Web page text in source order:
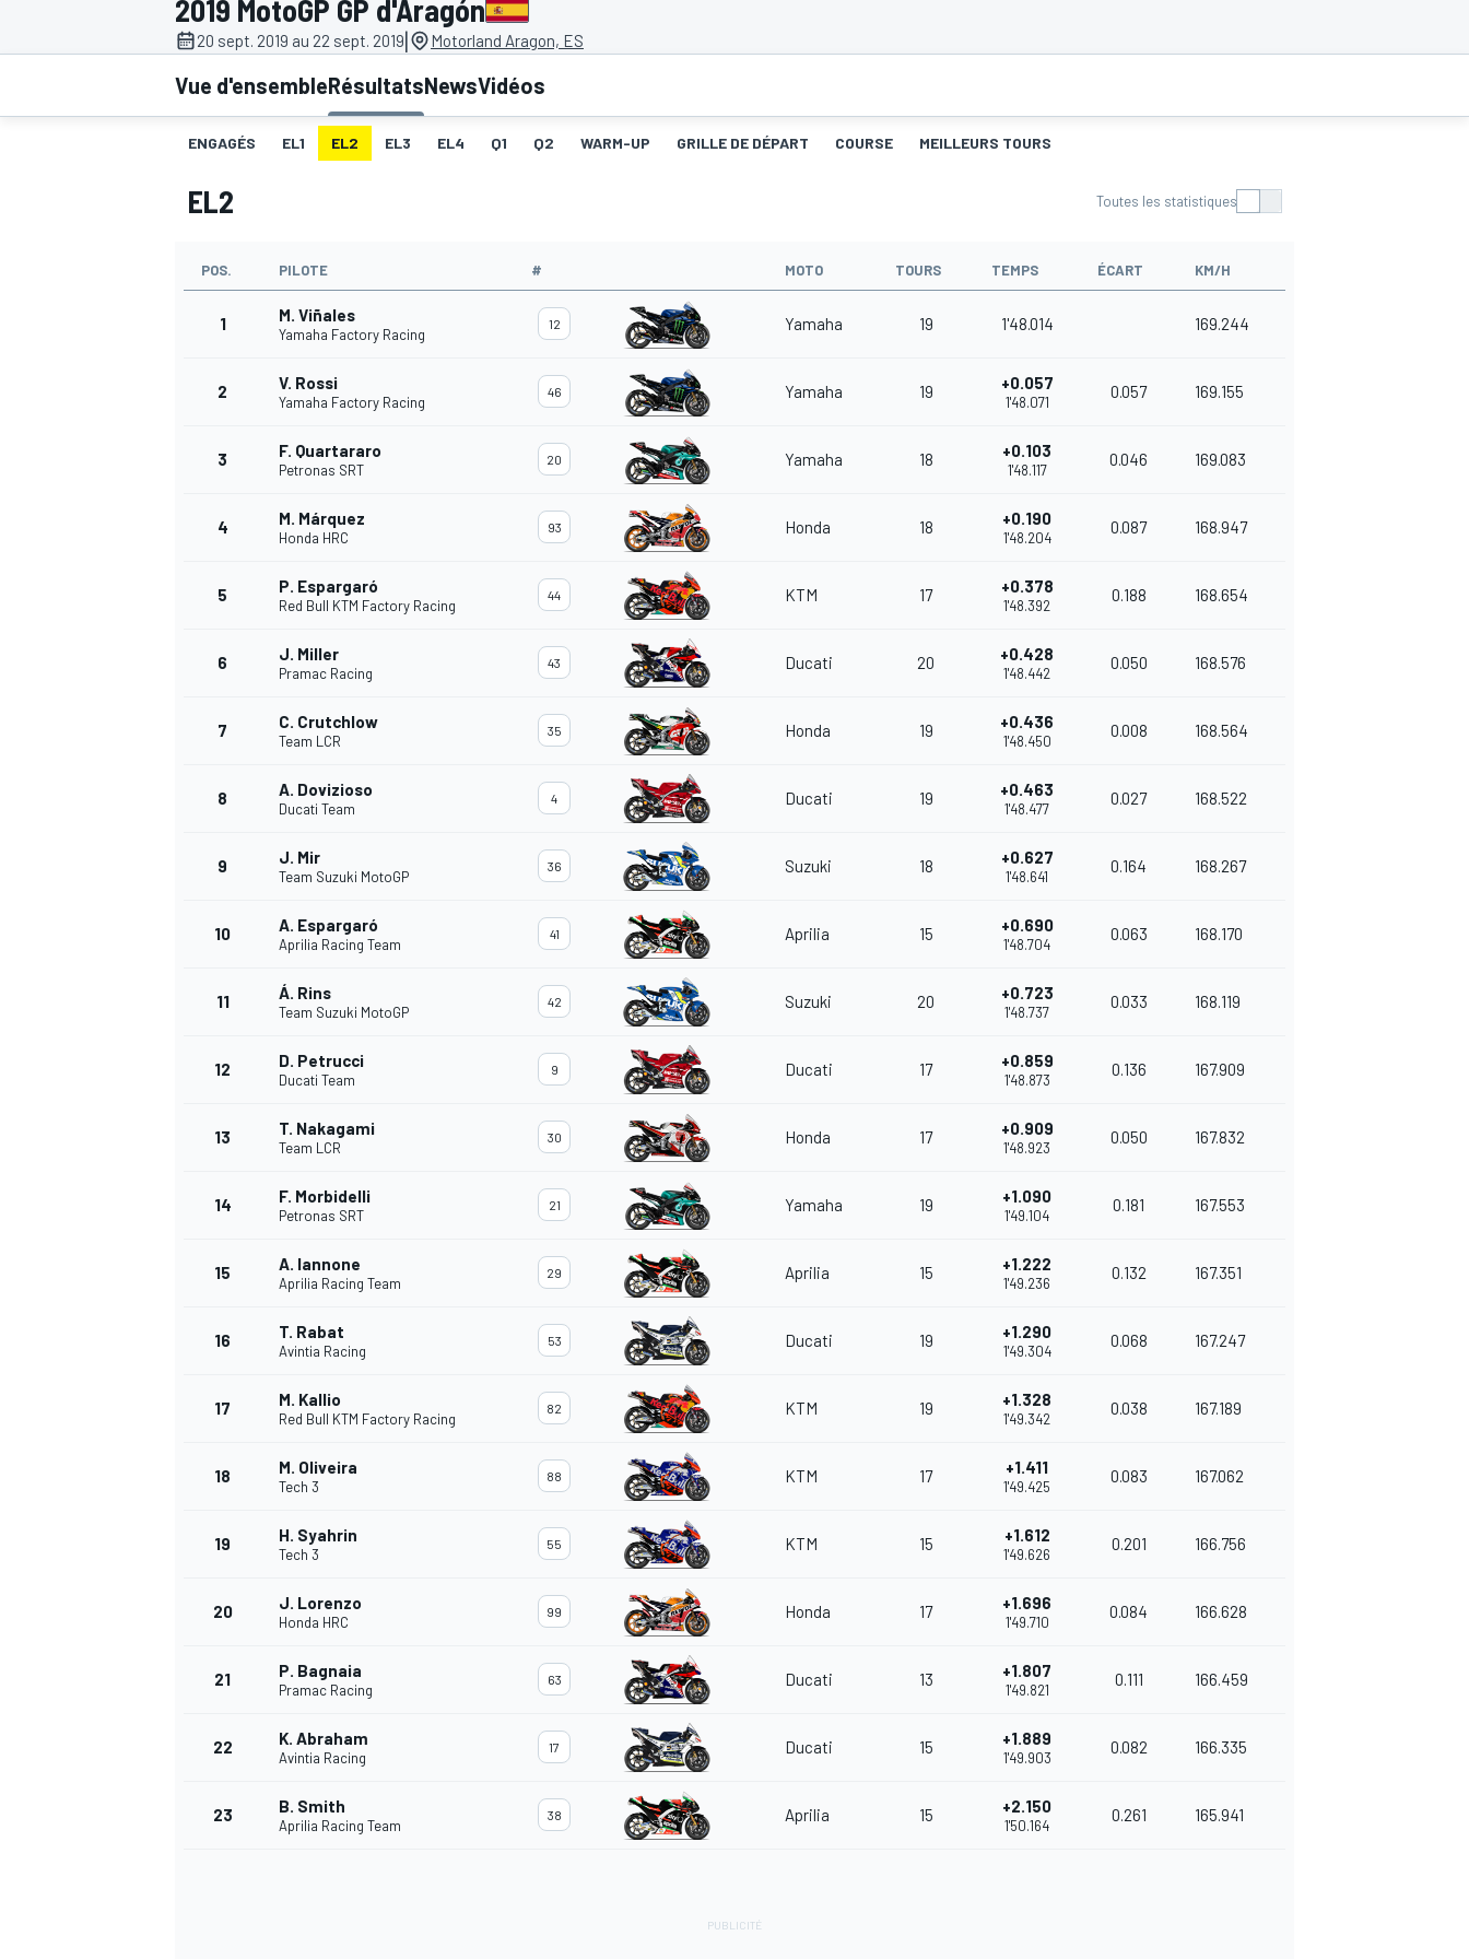
2019 MotoGP GP d'Aragón
20 sept. 2019 au 22 sept. 2019| Motorland Aragon, ES
Vue d'ensembleRésultatsNewsVidéos
ENGAGÉS EL1 EL2 EL3 EL4 Q1 Q2 WARM-UP GRILLE DE DÉPART COURSE MEILLEURS TOURS
EL2 Toutes les statistiques
POS. PILOTE # MOTO TOURS TEMPS ÉCART KM/H
1 M. Viñales
Yamaha Factory Racing
12 Yamaha 19 1'48.014 169.244
2 V. Rossi
Yamaha Factory Racing
46 Yamaha 19 +0.057
1'48.071
0.057 169.155
3 F. Quartararo
Petronas SRT
20 Yamaha 18 +0.103
1'48.117
0.046 169.083
4 M. Márquez
Honda HRC
93 Honda 18 +0.190
1'48.204
0.087 168.947
5 P. Espargaró
Red Bull KTM Factory Racing
44 KTM 17 +0.378
1'48.392
0.188 168.654
6 J. Miller
Pramac Racing
43 Ducati 20 +0.428
1'48.442
0.050 168.576
7 C. Crutchlow
Team LCR
35 Honda 19 +0.436
1'48.450
0.008 168.564
8 A. Dovizioso
Ducati Team
4 Ducati 19 +0.463
1'48.477
0.027 168.522
9 J. Mir
Team Suzuki MotoGP
36 Suzuki 18 +0.627
1'48.641
0.164 168.267
10 A. Espargaró
Aprilia Racing Team
41 Aprilia 15 +0.690
1'48.704
0.063 168.170
11 Á. Rins
Team Suzuki MotoGP
42 Suzuki 20 +0.723
1'48.737
0.033 168.119
12 D. Petrucci
Ducati Team
9 Ducati 17 +0.859
1'48.873
0.136 167.909
13 T. Nakagami
Team LCR
30 Honda 17 +0.909
1'48.923
0.050 167.832
14 F. Morbidelli
Petronas SRT
21 Yamaha 19 +1.090
1'49.104
0.181 167.553
15 A. Iannone
Aprilia Racing Team
29 Aprilia 15 +1.222
1'49.236
0.132 167.351
16 T. Rabat
Avintia Racing
53 Ducati 19 +1.290
1'49.304
0.068 167.247
17 M. Kallio
Red Bull KTM Factory Racing
82 KTM 19 +1.328
1'49.342
0.038 167.189
18 M. Oliveira
Tech 3
88 KTM 17 +1.411
1'49.425
0.083 167.062
19 H. Syahrin
Tech 3
55 KTM 15 +1.612
1'49.626
0.201 166.756
20 J. Lorenzo
Honda HRC
99 Honda 17 +1.696
1'49.710
0.084 166.628
21 P. Bagnaia
Pramac Racing
63 Ducati 13 +1.807
1'49.821
0.111 166.459
22 K. Abraham
Avintia Racing
17 Ducati 15 +1.889
1'49.903
0.082 166.335
23 B. Smith
Aprilia Racing Team
38 Aprilia 15 +2.150
1'50.164
0.261 165.941